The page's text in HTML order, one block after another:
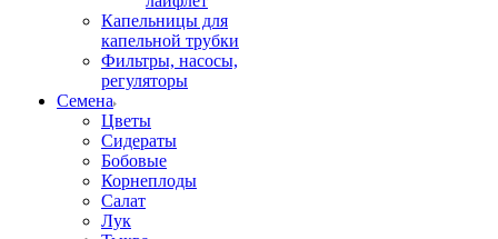
Капельницы для
капельной трубки
Фильтры, насосы,
регуляторы
Семена
Цветы
Сидераты
Бобовые
Корнеплоды
Салат
Лук